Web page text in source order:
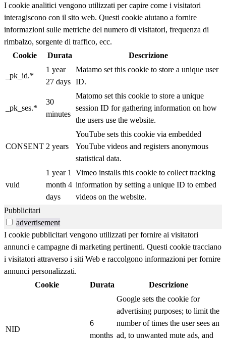
I cookie analitici vengono utilizzati per capire come i visitatori
interagiscono con il sito web. Questi cookie aiutano a fornire
informazioni sulle metriche del numero di visitatori, frequenza di
rimbalzo, sorgente di traffico, ecc.
Cookie
Durata Descrizione
_pk_id.*
1 year
27 days
Matamo set this cookie to store a unique user
ID.
_pk_ses.*
30
minutes
Matomo set this cookie to store a unique
session ID for gathering information on how
the users use the website.
CONSENT 2 years
YouTube sets this cookie via embedded
YouTube videos and registers anonymous
statistical data.
vuid
1 year 1
month 4
days
Vimeo installs this cookie to collect tracking
information by setting a unique ID to embed
videos on the website.
Pubblicitari
advertisement
I cookie pubblicitari vengono utilizzati per fornire ai visitatori
annunci e campagne di marketing pertinenti. Questi cookie tracciano
i visitatori attraverso i siti Web e raccolgono informazioni per fornire
annunci personalizzati.
Cookie
Durata Descrizione
NID
6
months
Google sets the cookie for
advertising purposes; to limit the
number of times the user sees an
ad, to unwanted mute ads, and